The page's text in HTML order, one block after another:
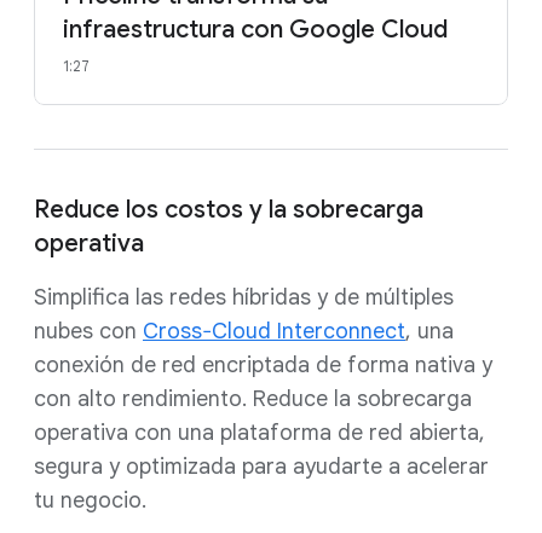
infraestructura con Google Cloud
1:27
Reduce los costos y la sobrecarga
operativa
Simplifica las redes híbridas y de múltiples
nubes con Cross‐Cloud Interconnect, una
conexión de red encriptada de forma nativa y
con alto rendimiento. Reduce la sobrecarga
operativa con una plataforma de red abierta,
segura y optimizada para ayudarte a acelerar
tu negocio.